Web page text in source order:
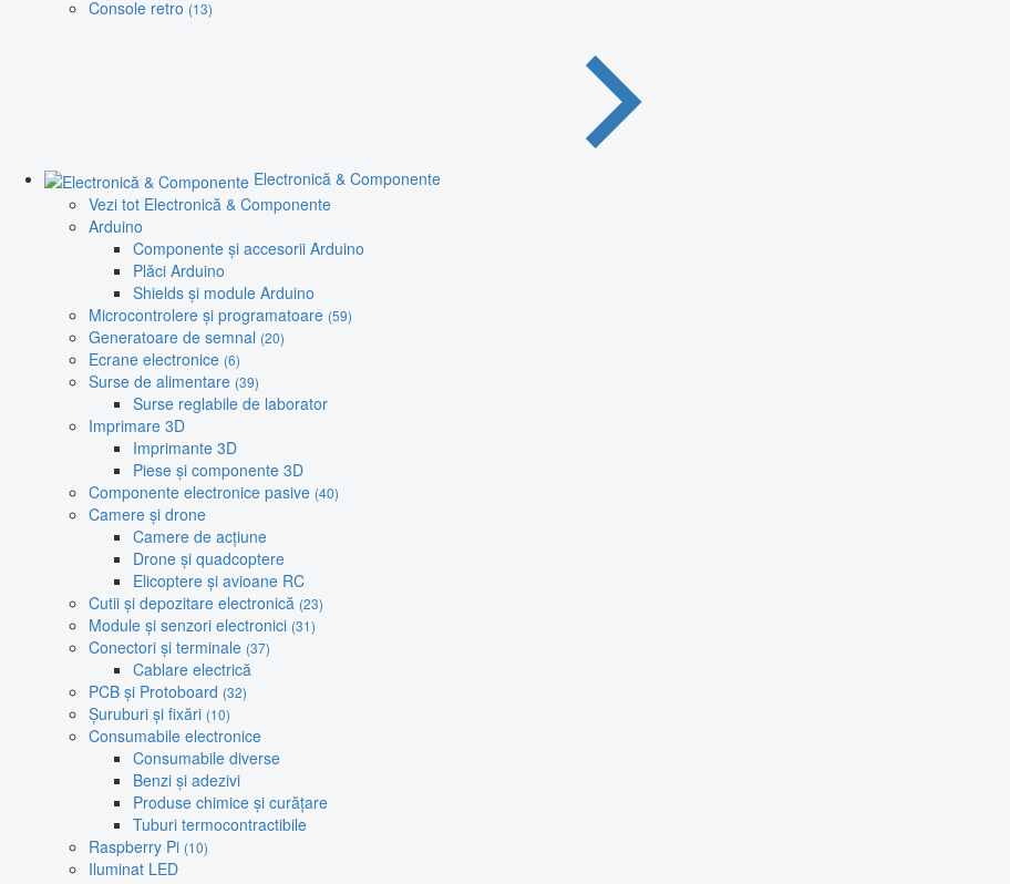
Console retro (13)
Electronică & Componente
Vezi tot Electronică & Componente
Arduino
Componente și accesorii Arduino
Plăci Arduino
Shields și module Arduino
Microcontrolere și programatoare (59)
Generatoare de semnal (20)
Ecrane electronice (6)
Surse de alimentare (39)
Surse reglabile de laborator
Imprimare 3D
Imprimante 3D
Piese și componente 3D
Componente electronice pasive (40)
Camere și drone
Camere de acțiune
Drone și quadcoptere
Elicoptere și avioane RC
Cutii și depozitare electronică (23)
Module și senzori electronici (31)
Conectori și terminale (37)
Cablare electrică
PCB și Protoboard (32)
Șuruburi și fixări (10)
Consumabile electronice
Consumabile diverse
Benzi și adezivi
Produse chimice și curățare
Tuburi termocontractibile
Raspberry Pi (10)
Iluminat LED